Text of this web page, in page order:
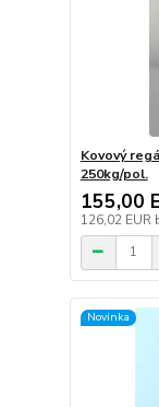
Kovový
250kg/pol.
155,00
126,02 EUR
Novinka